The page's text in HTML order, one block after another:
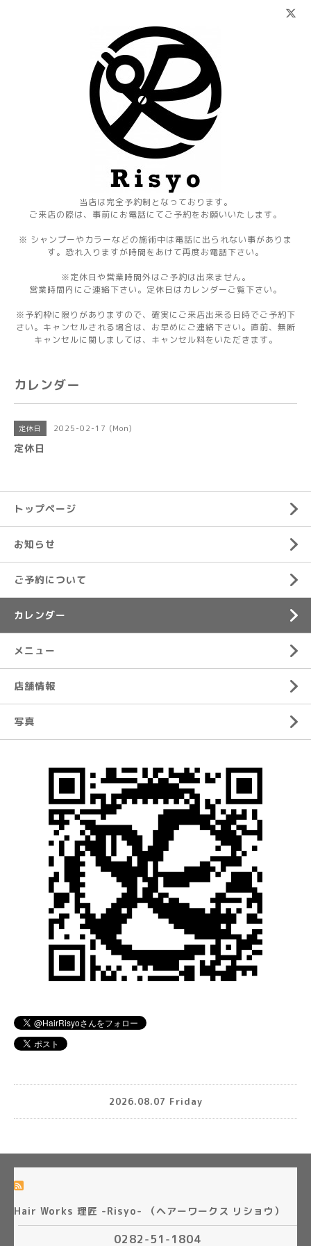
当店は完全予約制となっております。
ご来店の際は、事前にお電話にてご予約をお願いいたします。
※ シャンプーやカラーなどの施術中は電話に出られない事がありま
す。恐れ入りますが時間をあけて再度お電話下さい。
※定休日や営業時間外はご予約は出来ません。
営業時間内にご連絡下さい。定休日はカレンダーご覧下さい。
※予約枠に限りがありますので、確実にご来店出来る日時でご予約下
さい。キャンセルされる場合は、お早めにご連絡下さい。直前、無断
キャンセルに関しましては、キャンセル料をいただきます。
カレンダー
定休日 2025-02-17 (Mon)
定休日
トップページ
お知らせ
ご予約について
カレンダー
メニュー
店舗情報
写真
2026.08.07 Friday
Hair Works 理匠 -Risyo- （ヘアーワークス リショウ）
0282-51-1804